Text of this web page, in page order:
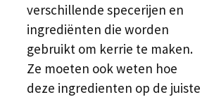
verschillende specerijen en
ingrediënten die worden
gebruikt om kerrie te maken.
Ze moeten ook weten hoe
deze ingredienten op de juiste